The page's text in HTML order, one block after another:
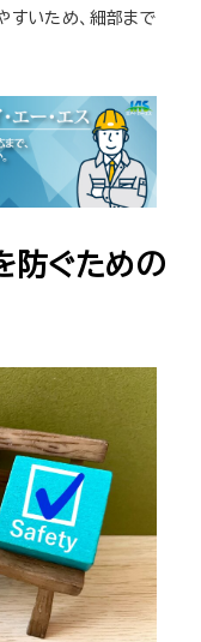
すいため、細部まで
防ぐための